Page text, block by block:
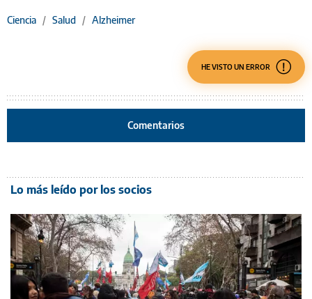
Ciencia / Salud / Alzheimer
HE VISTO UN ERROR
Comentarios
Lo más leído por los socios